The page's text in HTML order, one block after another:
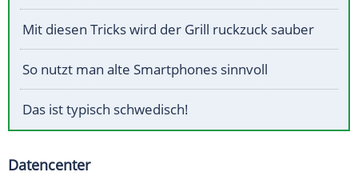
Mit diesen Tricks wird der Grill ruckzuck sauber
So nutzt man alte Smartphones sinnvoll
Das ist typisch schwedisch!
Datencenter